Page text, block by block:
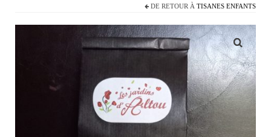
DE RETOUR À TISANES ENFANTS